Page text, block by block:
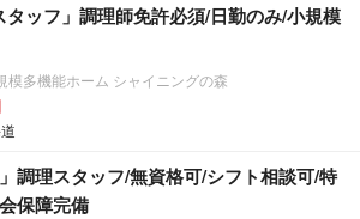
タッフ」調理師免許必須/日勤のみ/小規模
模多機能ホーム シャイニングの森
」調理スタッフ/無資格可/シフト相談可/特
保障完備